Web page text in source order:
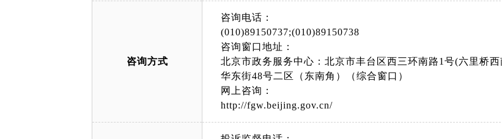
咨询方式
咨询电话：
(010)89150737;(010)89150738
咨询窗口地址：
北京市政务服务中心：北京市丰台区西三环南路1号(六里桥
华东街48号二区（东南角）（综合窗口）
网上咨询：
http://fgw.beijing.gov.cn/